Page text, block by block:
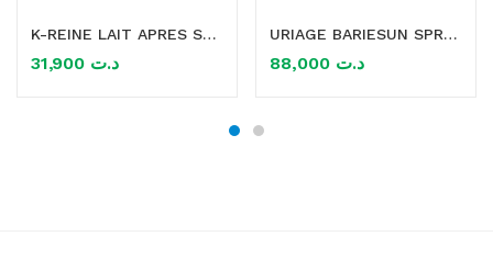
K-REINE LAIT APRES SOLEIL REPARATEUR APAISANT VISAGE ET CORPS 100ML
د.ت
URIAGE BARIESUN SPRAY ENFANT HYDRATANT SPF50+ 200ML
د.ت